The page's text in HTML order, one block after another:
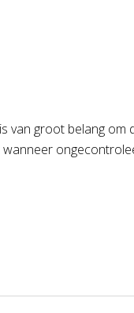
groot belang